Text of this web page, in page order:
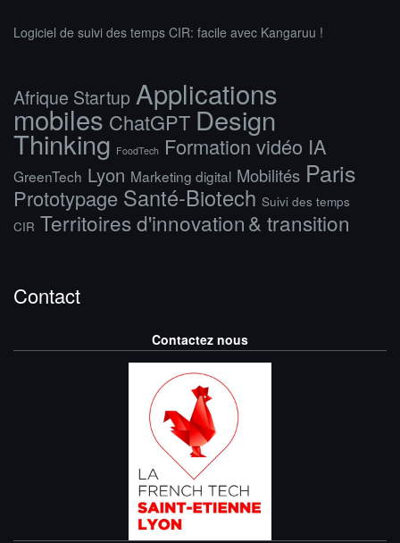
Logiciel de suivi des temps CIR: facile avec Kangaruu !
Afrique Startup Applications
mobiles ChatGPT Design
Thinking FoodTech Formation vidéo IA
GreenTech Lyon Marketing digital Mobilités Paris
Prototypage Santé-Biotech Suivi des temps
CIR Territoires d'innovation & transition
Contact
Contactez nous